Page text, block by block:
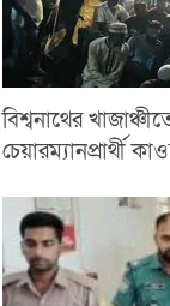
বিশ্বনাথের
চেয়ারম্যানপ্রার্থী